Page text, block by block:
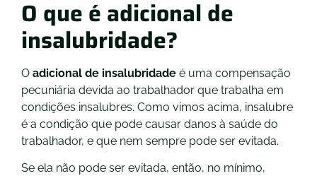
O que é adicional de
insalubridade?
O adicional de insalubridade é uma compensação
pecuniária devida ao trabalhador que trabalha em
condições insalubres. Como vimos acima, insalubre
é a condição que pode causar danos à saúde do
trabalhador, e que nem sempre pode ser evitada.
Se ela não pode ser evitada, então, no mínimo,